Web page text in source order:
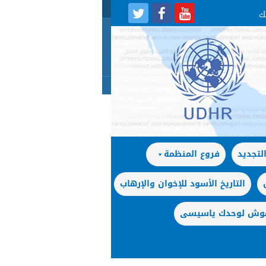
فروع المنظمة
التاريخ الأسود للإخوان والإرهاب
موش لوحدك ياسيسى